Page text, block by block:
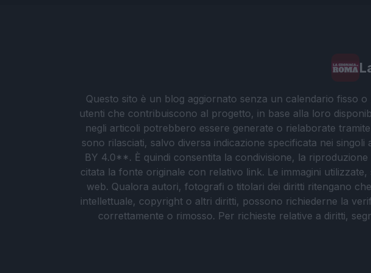
Questo sito è un blog aggiornato senza un calendario fisso
utenti che contribuiscono al progetto, in base alla loro
negli articoli potrebbero essere generate o rielaborate
sono rilasciati, salvo diversa indicazione specificata nei
BY 4.0**. È quindi consentita la condivisione, la
citata la fonte originale con relativo link. Le immagini
web. Qualora autori, fotografi o titolari dei diritti ritengano
intellettuale, copyright o altri diritti, possono richiederne la
correttamente o rimosso. Per richieste relative a diritti,